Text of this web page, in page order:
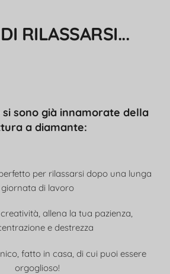
RILASSARSI...
si sono già innamorate della
a diamante:
per rilassarsi dopo una lunga
giornata di lavoro
allena la tua pazienza,
e destrezza
fatto in casa, di cui puoi essere
orgoglioso!